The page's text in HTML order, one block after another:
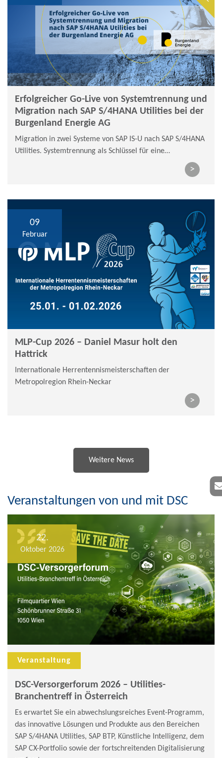
Erfolgreicher Go-Live von Systemtrennung und
Migration nach SAP S/4HANA Utilities bei der
Burgenland Energie AG
Migration in zwei Systeme von SAP IS-U nach SAP S/4HANA
Utilities. Systemtrennung als Schlüssel für eine
>
09
Februar
MLP-Cup 2026 – Daniel Masur holt den
Hattrick
Internationale Herrentennismeisterschaften der
Metropolregion Rhein-Neckar
>
Weitere News
Veranstaltungen von und mit DSC
22.
Oktober 2026
Veranstaltung
DSC-Versorgerforum 2026 – Utilities-
Branchentreff in Österreich
Es erwartet Sie ein abwechslungsreiches Event-Programm,
das innovative Lösungen und Produkte aus den Bereichen
SAP S/4HANA Utilities, SAP BTP, Künstliche Intelligenz, dem
SAP CX-Portfolio sowie der fortschreitenden Digitalisierung